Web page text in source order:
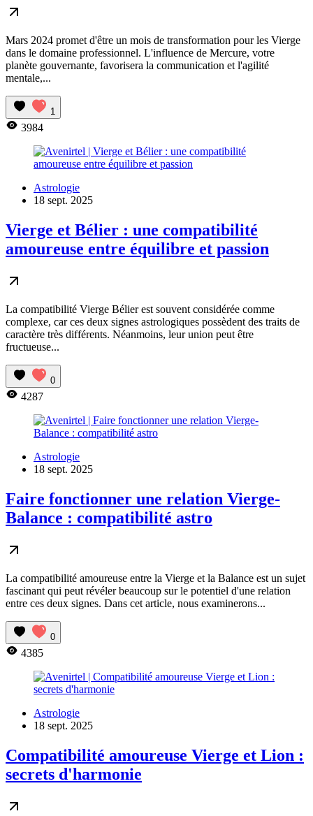
Mars 2024 promet d'être un mois de transformation pour les Vierge
dans le domaine professionnel. L'influence de Mercure, votre
planète gouvernante, favorisera la communication et l'agilité
mentale,...
1
3984
Astrologie
18 sept. 2025
Vierge et Bélier : une compatibilité
amoureuse entre équilibre et passion
La compatibilité Vierge Bélier est souvent considérée comme
complexe, car ces deux signes astrologiques possèdent des traits de
caractère très différents. Néanmoins, leur union peut être
fructueuse...
0
4287
Astrologie
18 sept. 2025
Faire fonctionner une relation Vierge-
Balance : compatibilité astro
La compatibilité amoureuse entre la Vierge et la Balance est un sujet
fascinant qui peut révéler beaucoup sur le potentiel d'une relation
entre ces deux signes. Dans cet article, nous examinerons...
0
4385
Astrologie
18 sept. 2025
Compatibilité amoureuse Vierge et Lion :
secrets d'harmonie